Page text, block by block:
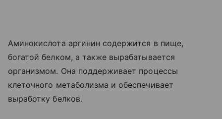
Аминокислота аргинин содержится в пище,
богатой белком, а также вырабатывается
организмом. Она поддерживает процессы
клеточного метаболизма и обеспечивает
выработку белков.